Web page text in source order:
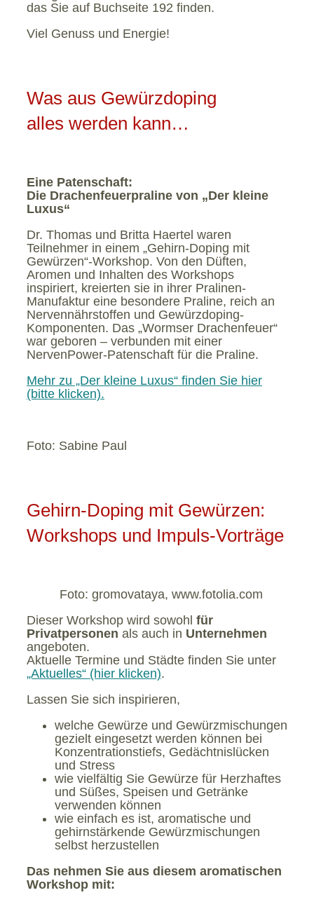
das Sie auf Buchseite 192 finden.
Viel Genuss und Energie!
Was aus Gewürzdoping
alles werden kann…
Eine Patenschaft:
Die Drachenfeuerpraline von „Der kleine
Luxus“
Dr. Thomas und Britta Haertel waren
Teilnehmer in einem „Gehirn-Doping mit
Gewürzen“-Workshop. Von den Düften,
Aromen und Inhalten des Workshops
inspiriert, kreierten sie in ihrer Pralinen-
Manufaktur eine besondere Praline, reich an
Nervennährstoffen und Gewürzdoping-
Komponenten. Das „Wormser Drachenfeuer“
war geboren – verbunden mit einer
NervenPower-Patenschaft für die Praline.
Mehr zu „Der kleine Luxus“ finden Sie hier
(bitte klicken).
Foto: Sabine Paul
Gehirn-Doping mit Gewürzen:
Workshops und Impuls-Vorträge
Foto: gromovataya, www.fotolia.com
Dieser Workshop wird sowohl für
Privatpersonen als auch in Unternehmen
angeboten.
Aktuelle Termine und Städte finden Sie unter
„Aktuelles“ (hier klicken).
Lassen Sie sich inspirieren,
welche Gewürze und Gewürzmischungen
gezielt eingesetzt werden können bei
Konzentrationstiefs, Gedächtnislücken
und Stress
wie vielfältig Sie Gewürze für Herzhaftes
und Süßes, Speisen und Getränke
verwenden können
wie einfach es ist, aromatische und
gehirnstärkende Gewürzmischungen
selbst herzustellen
Das nehmen Sie aus diesem aromatischen
Workshop mit: